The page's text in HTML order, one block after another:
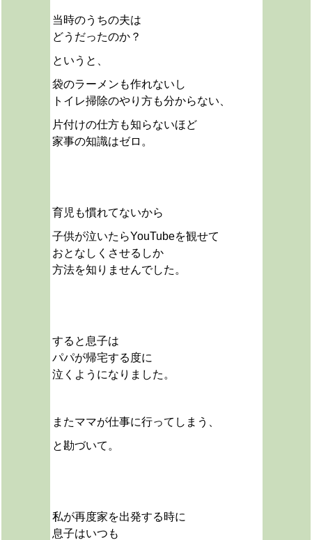
当時のうちの夫は
どうだったのか？
というと、
袋のラーメンも作れないし
トイレ掃除のやり方も分からない、
片付けの仕方も知らないほど
家事の知識はゼロ。
育児も慣れてないから
子供が泣いたらYouTubeを観せて
おとなしくさせるしか
方法を知りませんでした。
すると息子は
パパが帰宅する度に
泣くようになりました。
またママが仕事に行ってしまう、
と勘づいて。
私が再度家を出発する時に
息子はいつも